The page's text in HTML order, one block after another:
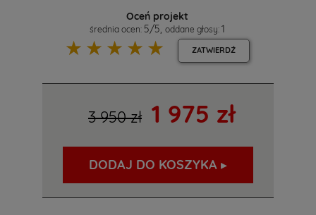
Oceń projekt
średnia ocen: 5/5 oddane głosy: 1
☆
☆
☆
☆
☆ ZATWIERDŹ
3 950 zł 1 975 zł
DODAJ DO KOSZYKA ▸